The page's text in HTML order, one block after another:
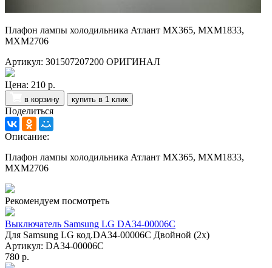
Плафон лампы холодильника Атлант МХ365, МХМ1833,
МХМ2706
Артикул: 301507207200 ОРИГИНАЛ
Цена: 210 р.
в корзину купить в 1 клик
Поделиться
Описание:
Плафон лампы холодильника Атлант МХ365, МХМ1833,
МХМ2706
Рекомендуем посмотреть
Выключатель Samsung LG DA34-00006C
Для Samsung LG код.DA34-00006C Двойной (2х)
Артикул: DA34-00006C
780 р.